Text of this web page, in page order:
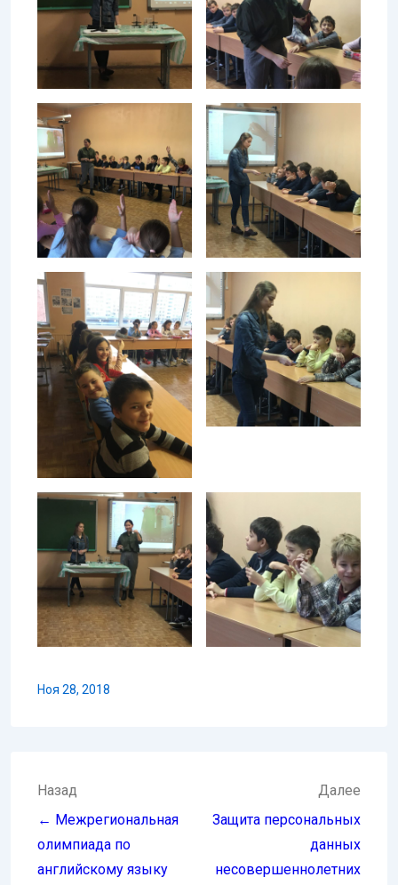
Ноя 28, 2018
Навигация
по
записям
Назад
← Межрегиональная
олимпиада по
английскому языку
Далее
Защита персональных
данных
несовершеннолетних